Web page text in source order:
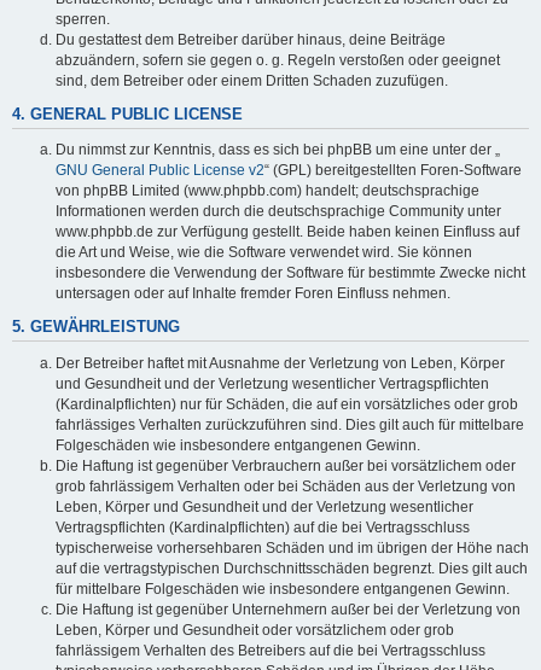
sperren.
Du gestattest dem Betreiber darüber hinaus, deine Beiträge
abzuändern, sofern sie gegen o. g. Regeln verstoßen oder geeignet
sind, dem Betreiber oder einem Dritten Schaden zuzufügen.
4. GENERAL PUBLIC LICENSE
Du nimmst zur Kenntnis, dass es sich bei phpBB um eine unter der „
GNU General Public License v2“ (GPL) bereitgestellten Foren-Software
von phpBB Limited (www.phpbb.com) handelt; deutschsprachige
Informationen werden durch die deutschsprachige Community unter
www.phpbb.de zur Verfügung gestellt. Beide haben keinen Einfluss auf
die Art und Weise, wie die Software verwendet wird. Sie können
insbesondere die Verwendung der Software für bestimmte Zwecke nicht
untersagen oder auf Inhalte fremder Foren Einfluss nehmen.
5. GEWÄHRLEISTUNG
Der Betreiber haftet mit Ausnahme der Verletzung von Leben, Körper
und Gesundheit und der Verletzung wesentlicher Vertragspflichten
(Kardinalpflichten) nur für Schäden, die auf ein vorsätzliches oder grob
fahrlässiges Verhalten zurückzuführen sind. Dies gilt auch für mittelbare
Folgeschäden wie insbesondere entgangenen Gewinn.
Die Haftung ist gegenüber Verbrauchern außer bei vorsätzlichem oder
grob fahrlässigem Verhalten oder bei Schäden aus der Verletzung von
Leben, Körper und Gesundheit und der Verletzung wesentlicher
Vertragspflichten (Kardinalpflichten) auf die bei Vertragsschluss
typischerweise vorhersehbaren Schäden und im übrigen der Höhe nach
auf die vertragstypischen Durchschnittsschäden begrenzt. Dies gilt auch
für mittelbare Folgeschäden wie insbesondere entgangenen Gewinn.
Die Haftung ist gegenüber Unternehmern außer bei der Verletzung von
Leben, Körper und Gesundheit oder vorsätzlichem oder grob
fahrlässigem Verhalten des Betreibers auf die bei Vertragsschluss